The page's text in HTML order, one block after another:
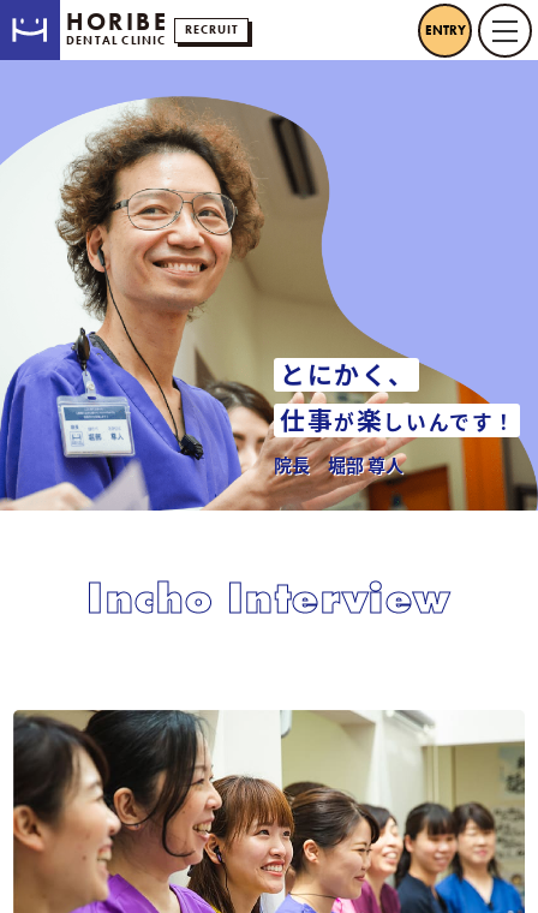
HORIBE
DENTAL CLINIC
RECRUIT ENTRY
とにかく、
仕事が楽 しいんです！
院長堀部 尊人
Incho Interview